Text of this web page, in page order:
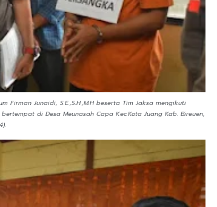
Firman Junaidi, S.E.,S.H.,M.H beserta Tim Jaksa mengikuti
di Desa Meunasah Capa Kec.Kota Juang Kab. Bireuen,